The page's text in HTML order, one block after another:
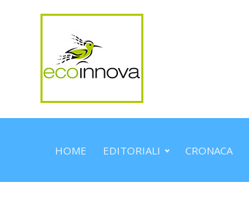
HOME EDITORIALI CRONACA